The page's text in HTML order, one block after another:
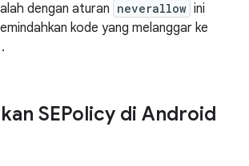
dengan aturan neverallow ini
kode yang melanggar ke
.
SEPolicy di Android